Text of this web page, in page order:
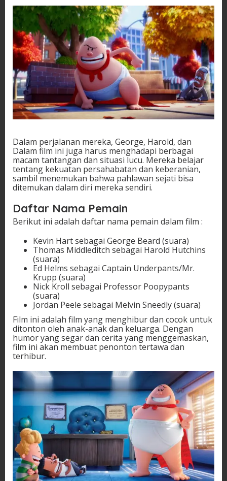
Dalam perjalanan mereka, George, Harold, dan
Dalam film ini juga harus menghadapi berbagai
macam tantangan dan situasi lucu. Mereka belajar
tentang kekuatan persahabatan dan keberanian,
sambil menemukan bahwa pahlawan sejati bisa
ditemukan dalam diri mereka sendiri.
Daftar Nama Pemain
Berikut ini adalah daftar nama pemain dalam film :
Kevin Hart sebagai George Beard (suara)
Thomas Middleditch sebagai Harold Hutchins
(suara)
Ed Helms sebagai Captain Underpants/Mr.
Krupp (suara)
Nick Kroll sebagai Professor Poopypants
(suara)
Jordan Peele sebagai Melvin Sneedly (suara)
Film ini adalah film yang menghibur dan cocok untuk
ditonton oleh anak-anak dan keluarga. Dengan
humor yang segar dan cerita yang menggemaskan,
film ini akan membuat penonton tertawa dan
terhibur.